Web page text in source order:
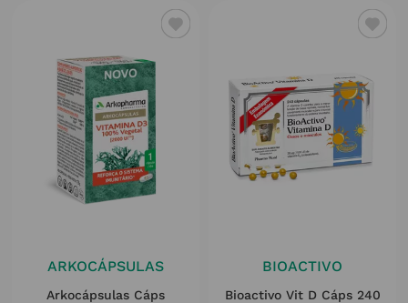
ARKOCÁPSULAS
Arkocápsulas Cáps
BIOACTIVO
Bioactivo Vit D Cáps 240